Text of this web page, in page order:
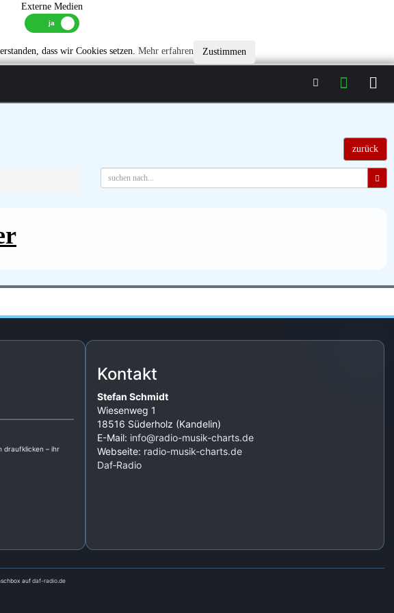
Externe Medien
dass wir Cookies setzen. Mehr erfahren Zustimmen
zurück
draufklicken – ihr
Kontakt
Stefan Schmidt
Wiesenweg 1
18516 Süderholz (Kandelin)
E-Mail: info@radio-musik-charts.de
Webseite: radio-musik-charts.de
Daf‑Radio
aufdaf-radio.de